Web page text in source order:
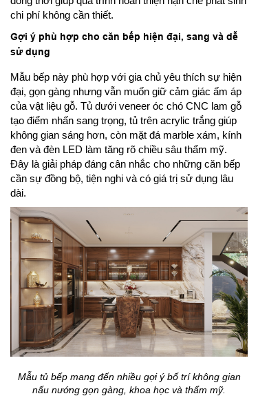
chi phí không cần thiết.
Gợi ý phù hợp cho căn bếp hiện đại, sang và dễ
sử dụng
Mẫu bếp này phù hợp với gia chủ yêu thích sự hiện
đại, gọn gàng nhưng vẫn muốn giữ cảm giác ấm áp
của vật liệu gỗ. Tủ dưới veneer óc chó CNC lam gỗ
tạo điểm nhấn sang trọng, tủ trên acrylic trắng giúp
không gian sáng hơn, còn mặt đá marble xám, kính
đen và đèn LED làm tăng rõ chiều sâu thẩm mỹ.
Đây là giải pháp đáng cân nhắc cho những căn bếp
cần sự đồng bộ, tiện nghi và có giá trị sử dụng lâu
dài.
Mẫu tủ bếp mang đến nhiều gợi ý bố trí không gian
nấu nướng gọn gàng, khoa học và thẩm mỹ.